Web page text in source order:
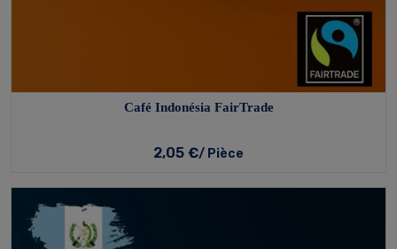
Café Indonésia FairTrade
2,05 €/ Pièce